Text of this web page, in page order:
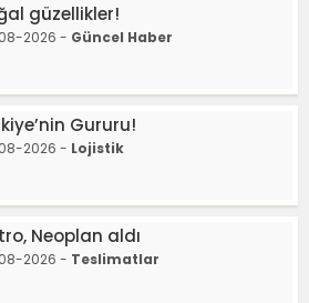
güzellikler!
2026 - Güncel Haber
Gururu!
2026 - Lojistik
Neoplan aldı
2026 - Teslimatlar